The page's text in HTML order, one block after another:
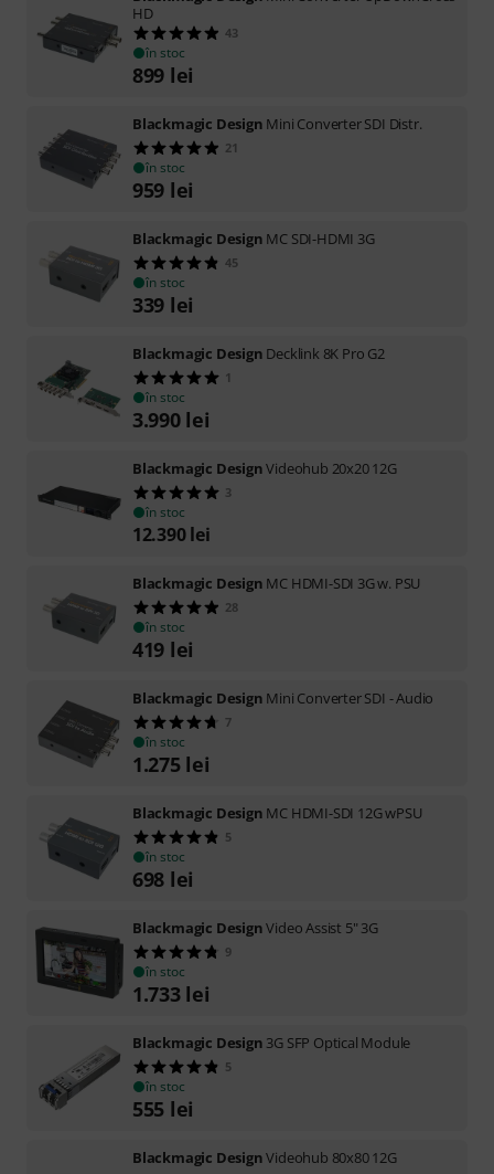
HD
43
în stoc
899 lei
Blackmagic Design Mini Converter SDI Distr.
21
în stoc
959 lei
Blackmagic Design MC SDI-HDMI 3G
45
în stoc
339 lei
Blackmagic Design Decklink 8K Pro G2
1
în stoc
3.990 lei
Blackmagic DesignVideohub 20x20 12G
3
în stoc
12.390 lei
Blackmagic Design MC HDMI-SDI 3G w. PSU
28
în stoc
419 lei
Blackmagic Design Mini Converter SDI - Audio
7
în stoc
1.275 lei
Blackmagic Design MC HDMI-SDI 12G wPSU
5
în stoc
698 lei
Blackmagic DesignVideo Assist 5" 3G
9
în stoc
1.733 lei
Blackmagic Design 3G SFP Optical Module
5
în stoc
555 lei
Blackmagic DesignVideohub 80x80 12G